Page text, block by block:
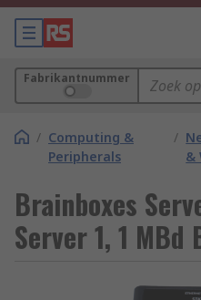
Fabrikantnummer
/ Computing &
Peripherals
/
&
Brainboxes
Server 1, 1 MBd